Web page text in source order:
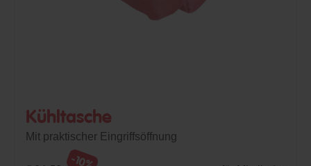
Kühltasche
Mit praktischer Eingriffsöffnung
-10%